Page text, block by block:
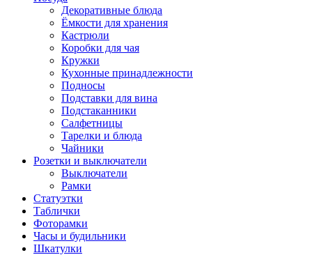
Декоративные блюда
Ёмкости для хранения
Кастрюли
Коробки для чая
Кружки
Кухонные принадлежности
Подносы
Подставки для вина
Подстаканники
Салфетницы
Тарелки и блюда
Чайники
Розетки и выключатели
Выключатели
Рамки
Статуэтки
Таблички
Фоторамки
Часы и будильники
Шкатулки